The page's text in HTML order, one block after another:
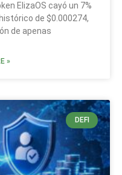
ElizaOS cayó un 7%
de $0.000274,
de apenas
»
DEFI